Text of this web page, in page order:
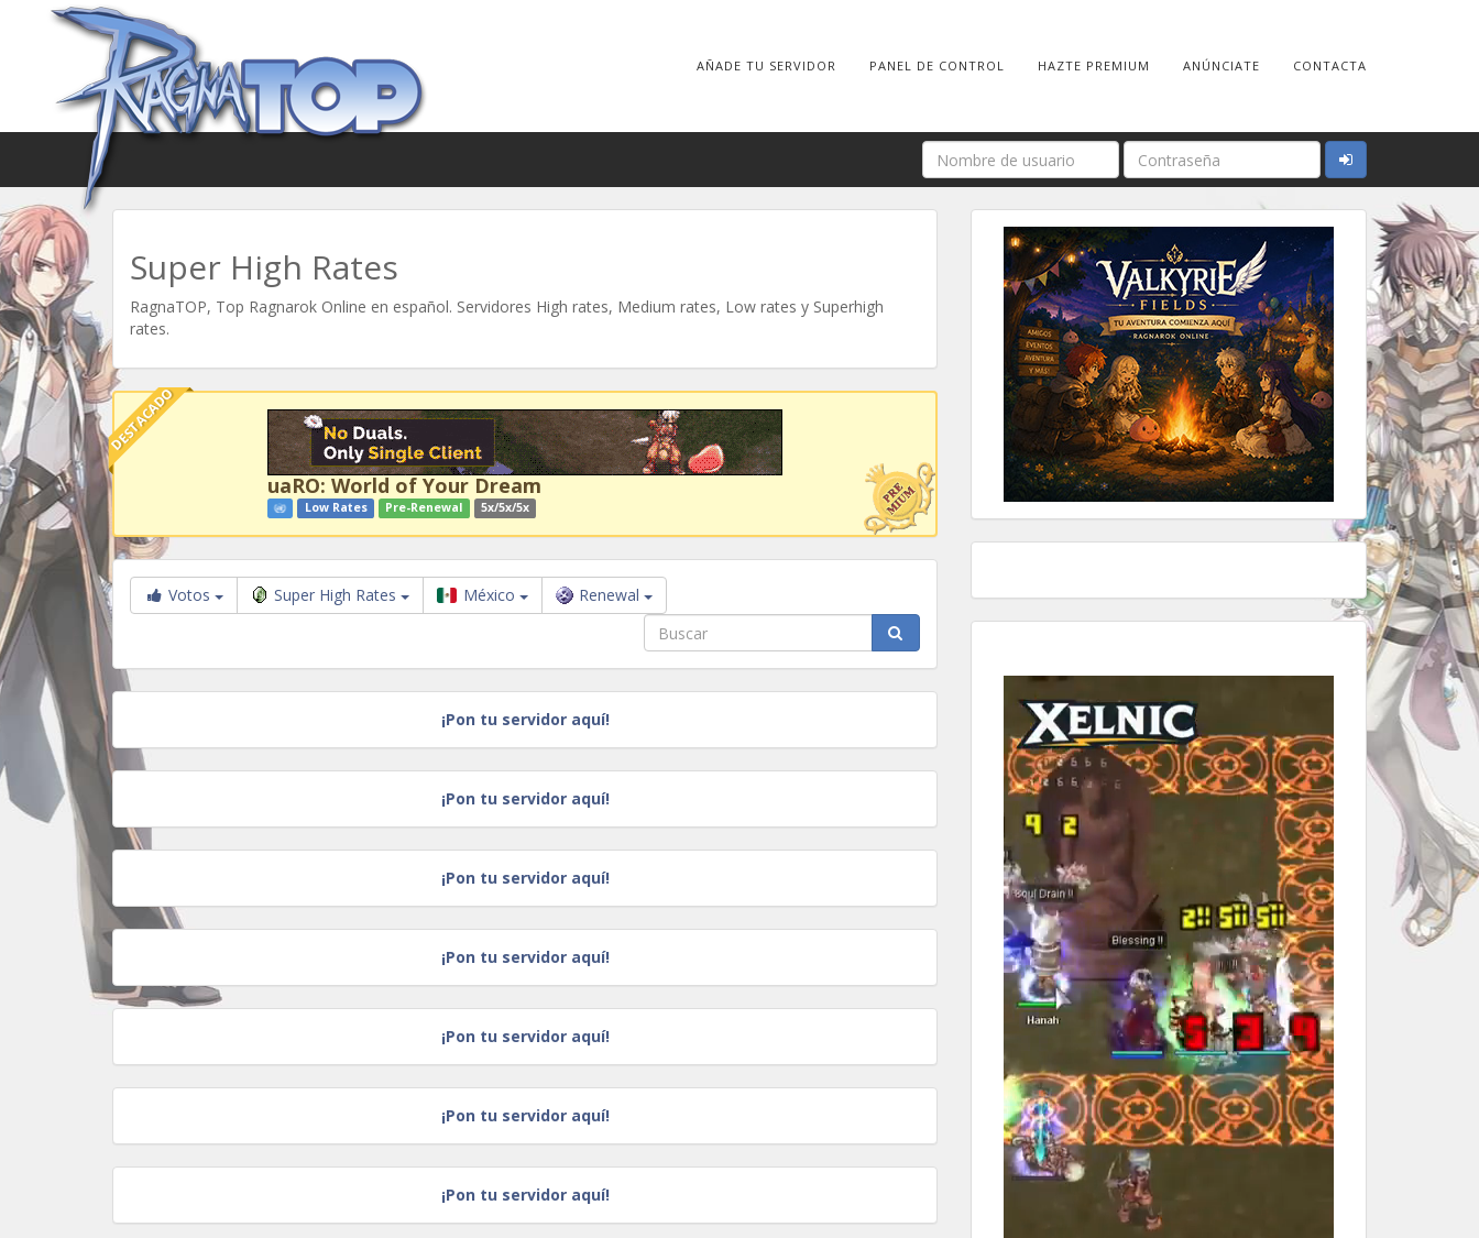
AÑADE TU SERVIDOR PANEL DE CONTROL HAZTE PREMIUM ANÚNCIATE CONTACTA
Super High Rates
RagnaTOP, Top Ragnarok Online en español. Servidores High rates, Medium rates, Low rates y Superhigh
rates.
DESTACADO
uaRO: World of Your Dream
Low Rates Pre-Renewal 5x/5x/5x
Votos Super High Rates México Renewal
¡Pon tu servidor aquí!
¡Pon tu servidor aquí!
¡Pon tu servidor aquí!
¡Pon tu servidor aquí!
¡Pon tu servidor aquí!
¡Pon tu servidor aquí!
¡Pon tu servidor aquí!